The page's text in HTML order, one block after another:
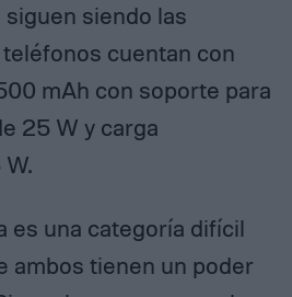
siendo las
cuentan con
mAh con soporte para
25 W y carga
es una categoría difícil
ambos tienen un poder